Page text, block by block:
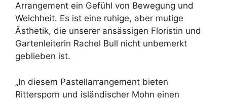
Arrangement ein Gefühl von Bewegung und
Weichheit. Es ist eine ruhige, aber mutige
Ästhetik, die unserer ansässigen Floristin und
Gartenleiterin Rachel Bull nicht unbemerkt
geblieben ist.
„In diesem Pastellarrangement bieten
Rittersporn und isländischer Mohn einen